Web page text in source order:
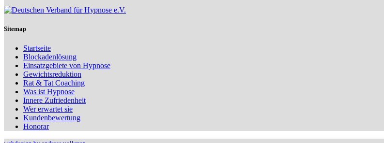
Sitemap
Startseite
Blockadenlösung
Einsatzgebiete von Hypnose
Gewichtsreduktion
Rat & Tat Coaching
Was ist Hypnose
Innere Zufriedenheit
Wer erwartet sie
Kundenbewertung
Honorar